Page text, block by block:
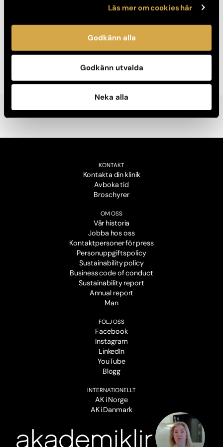
Läs mer om cookies här
Godkänn alla
Godkänn utvalda
Neka alla
oavsett om du vill bli av med mjuka strån eller vill ta bort
kraftigare hår på större områden.
KONTAKT
Kontakta din klinik
Avboka tid
Broschyrer
OM OSS
Vår historia
Jobba hos oss
Kontaktpersoner för press
Personuppgiftspolicy
Sustainability policy
Business code of conduct
Sustainability report
Annual report
Man
FÖLJ OSS
Facebook
Instagram
LinkedIn
YouTube
Blogg
INTERNATIONELLT
AK i Norge
AK i Danmark